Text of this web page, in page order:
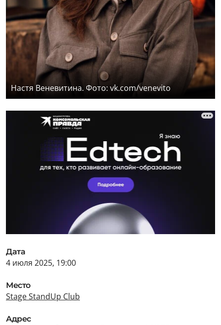
Настя Веневитина. Фото: vk.com/venevito
Дата
4 июля 2025, 19:00
Место
Stage StandUp Club
Адрес